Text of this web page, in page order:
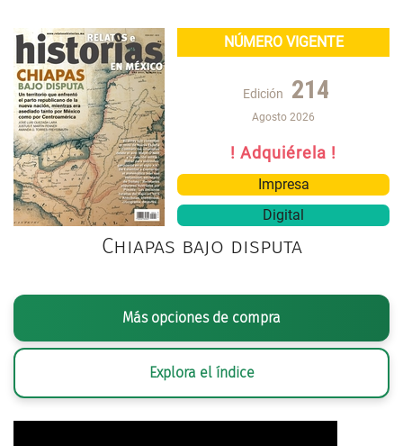
NÚMERO VIGENTE
Edición 214
Agosto 2026
! Adquiérela !
Impresa
Digital
Chiapas bajo disputa
Más opciones de compra
Explora el índice